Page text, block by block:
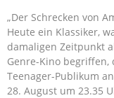
„Der Schrecken von
Heute ein Klassiker,
damaligen Zeitpunkt
Genre-Kino
Teenager-Publikum
28. August um 23.35